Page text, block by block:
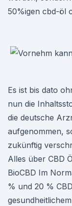
50%igen cbd-öl
Es ist bis dato
nun die
die deutsche
aufgenommen,
zukünftig
Alles über CBD
BioCBD Im
% und 20 %